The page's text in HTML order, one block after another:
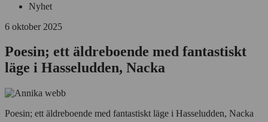
Nyhet
6 oktober 2025
Poesin; ett äldreboende med fantastiskt
läge i Hasseludden, Nacka
Poesin; ett äldreboende med fantastiskt läge i Hasseludden, Nacka